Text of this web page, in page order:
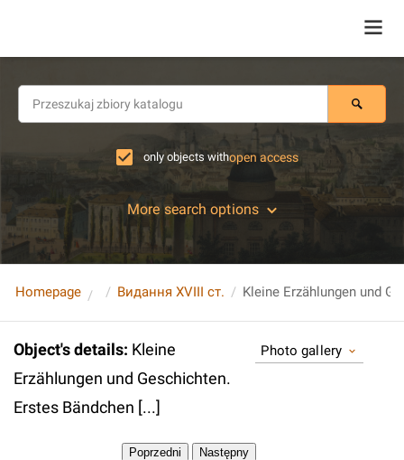
only objects withopen access
More search options
Homepage Видання XVIII ст.
Object's details: Kleine
Erzählungen und Geschichten.
Erstes Bändchen [...]
Photo gallery